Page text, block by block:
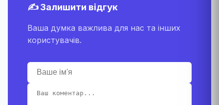
✍️ Залишити відгук
Ваша думка важлива для нас та інших
користувачів.